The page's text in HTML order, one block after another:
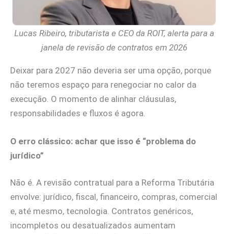
Lucas Ribeiro, tributarista e CEO da ROIT, alerta para a
janela de revisão de contratos em 2026
Deixar para 2027 não deveria ser uma opção, porque
não teremos espaço para renegociar no calor da
execução. O momento de alinhar cláusulas,
responsabilidades e fluxos é agora.
O erro clássico: achar que isso é “problema do
jurídico”
Não é. A revisão contratual para a Reforma Tributária
envolve: jurídico, fiscal, financeiro, compras, comercial
e, até mesmo, tecnologia. Contratos genéricos,
incompletos ou desatualizados aumentam